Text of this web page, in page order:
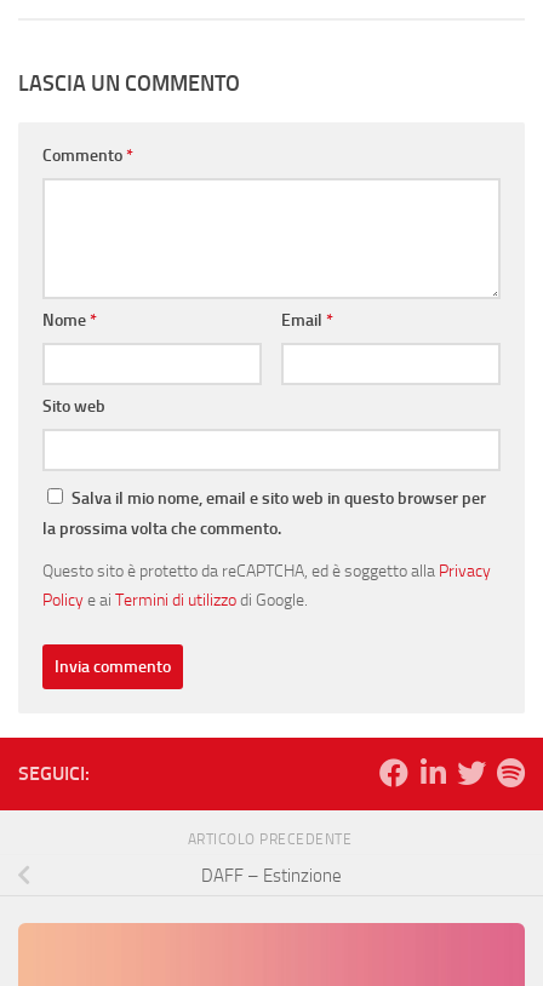
LASCIA UN COMMENTO
Commento*
Nome* Email *
Sito web
Salva il mio nome, email e sito web in questo browser per
la prossima volta che commento.
Questo sito è protetto da reCAPTCHA, ed è soggetto alla Privacy
Policye ai Termini di utilizzodi Google.
SEGUICI:
ARTICOLO PRECEDENTE
DAFF – Estinzione